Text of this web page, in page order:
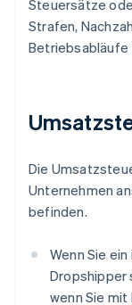
Steuersätze
Strafen,
Betriebsabläufe
Die
Unternehmen
befinden.
Wenn Sie
Dropshipper
wenn Sie